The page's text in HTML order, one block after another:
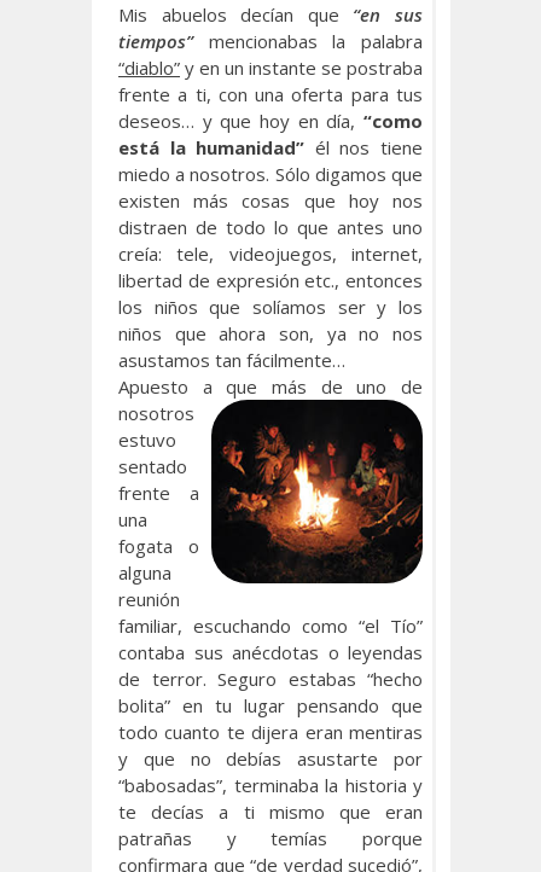
Mis abuelos decían que “en sus
tiempos”mencionabas la palabra
“diablo” y en un instante se postraba
frente a ti, con una oferta para tus
deseos… y que hoy en día, “como
está la humanidad” él nos tiene
miedo a nosotros. Sólo digamos que
existen más cosas que hoy nos
distraen de todo lo que antes uno
creía: tele, videojuegos, internet,
libertad de expresión etc., entonces
los niños que solíamos ser y los
niños que ahora son, ya no nos
asustamos tan fácilmente…
Apuesto a que más de uno de
nosotros
estuvo
sentado
frente a
una
fogata o
alguna
reunión
familiar, escuchando como “el Tío”
contaba sus anécdotas o leyendas
de terror. Seguro estabas “hecho
bolita” en tu lugar pensando que
todo cuanto te dijera eran mentiras
y que no debías asustarte por
“babosadas”, terminaba la historia y
te decías a ti mismo que eran
patrañas y temías porque
confirmara que “de verdad sucedió”,